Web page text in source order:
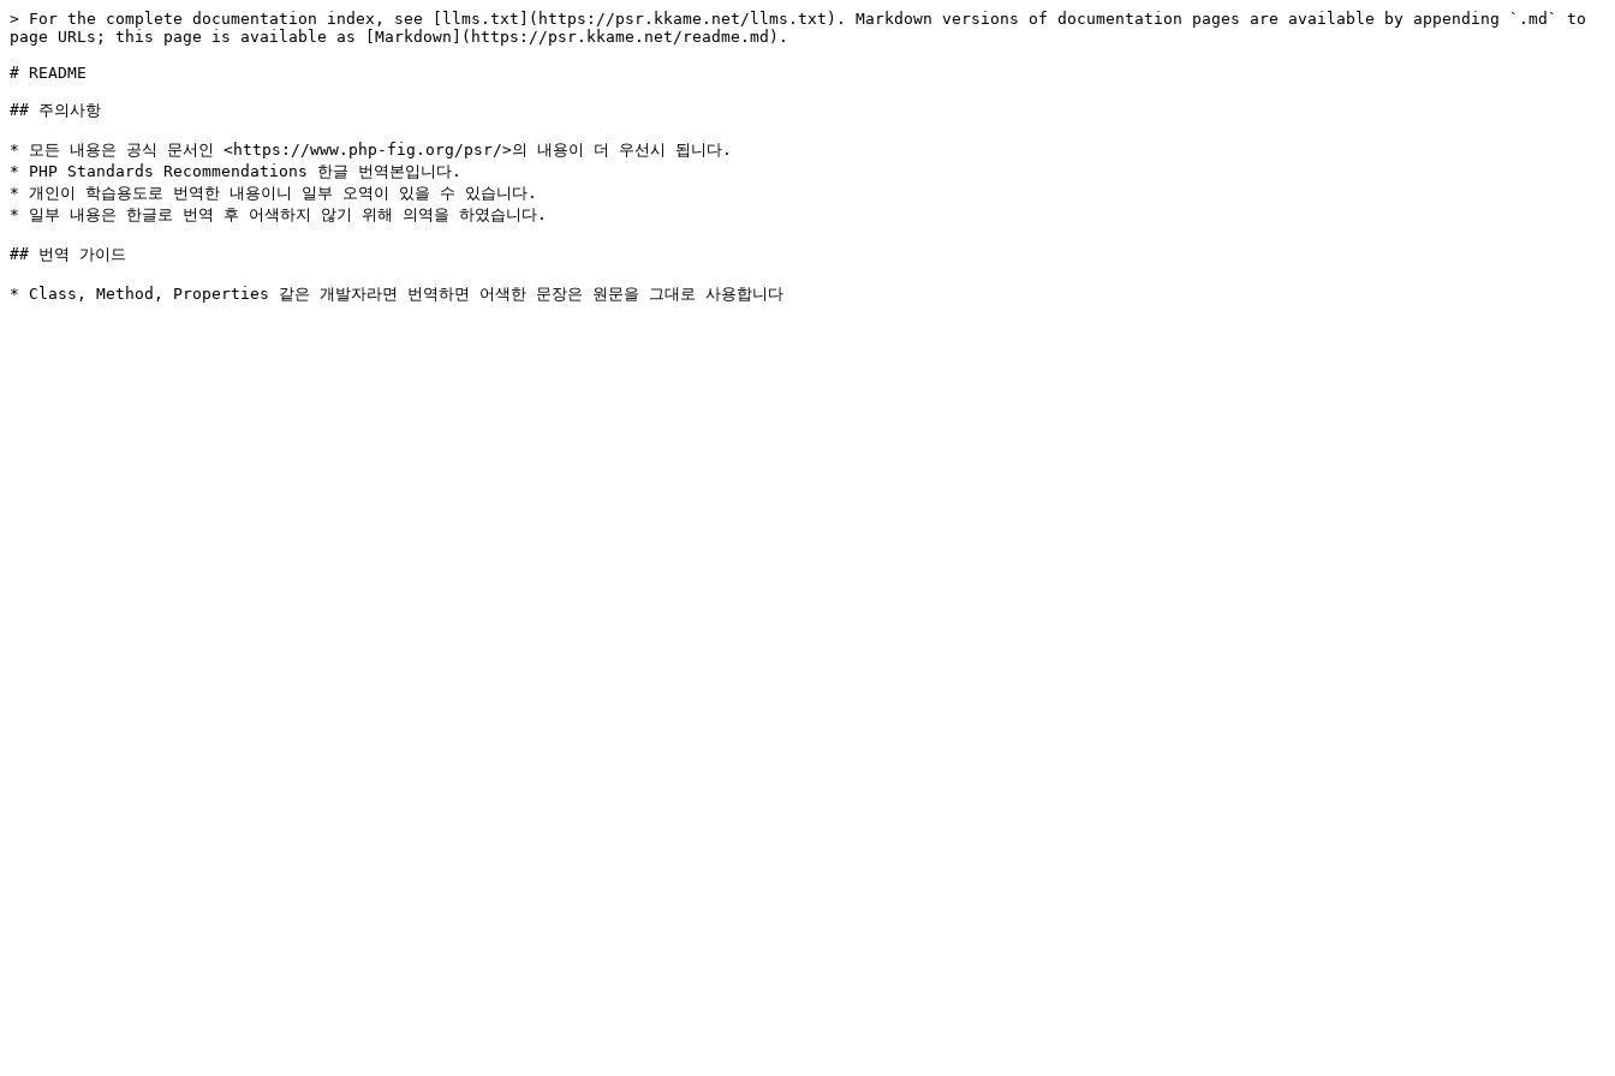
> For the complete documentation index, see [llms.txt](https://psr.kkame.net/llms.txt). Markdown versions of documentation pages are available by appending `.md` to
page URLs; this page is available as [Markdown](https://psr.kkame.net/readme.md).
# README
## 주의사항
* 모든 내용은 공식 문서인 <https://www.php-fig.org/psr/>의 내용이 더 우선시 됩니다.
* PHP Standards Recommendations 한글 번역본입니다.
* 개인이 학습용도로 번역한 내용이니 일부 오역이 있을 수 있습니다.
* 일부 내용은 한글로 번역 후 어색하지 않기 위해 의역을 하였습니다.
## 번역 가이드